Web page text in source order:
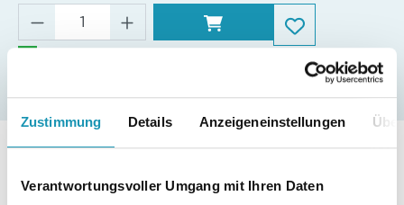
Zustimmung Details Anzeigeneinstellungen
Verantwortungsvoller Umgang mit Ihren Daten
prüfungsbezogen vertieft werden.
Abiturvorbereitung kann hiermit teilweise aus dem
Unterricht ausgelagert werden. Auf diese Weise bleibt mehr
Zeit für verständnisorientierten Unterricht. Ebenfalls wird
sichergestellt, dass die Schülerinnen und Schüler über
ausreichendes Basiswissen verfügen.
Details